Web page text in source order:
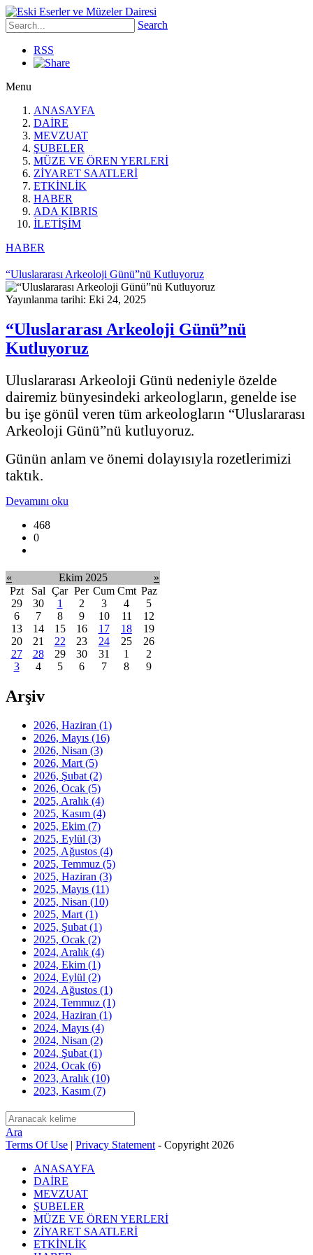
Search
RSS
Menu
ANASAYFA
DAİRE
MEVZUAT
ŞUBELER
MÜZE VE ÖREN YERLERİ
ZİYARET SAATLERİ
ETKİNLİK
HABER
ADA KIBRIS
İLETİŞİM
HABER
“Uluslararası Arkeoloji Günü”nü Kutluyoruz
Yayınlanma tarihi: Eki 24, 2025
“Uluslararası Arkeoloji Günü”nü
Kutluyoruz
Uluslararası Arkeoloji Günü nedeniyle özelde
dairemiz bünyesindeki arkeologların, genelde ise
bu işe gönül veren tüm arkeologların “Uluslararası
Arkeoloji Günü”nü kutluyoruz.
Günün anlam ve önemi dolayısıyla rozetlerimizi
taktık.
Devamını oku
468
0
« Ekim 2025
»
Pzt
Sal Çar Per Cum Cmt Paz
29
30 1 2 3 4
5
6
7 8 9 10 11
12
13
14 15 16 17 18
19
20
21 22 23 24 25
26
27
28 29 30 31 1
2
3
4 5 6 7 8 9
Arşiv
2026, Haziran (1)
2026, Mayıs (16)
2026, Nisan (3)
2026, Mart(5)
2026, Şubat(2)
2026, Ocak (5)
2025, Aralık (4)
2025, Kasım (4)
2025, Ekim (7)
2025, Eylül (3)
2025, Ağustos (4)
2025, Temmuz (5)
2025, Haziran (3)
2025, Mayıs (11)
2025, Nisan (10)
2025, Mart(1)
2025, Şubat(1)
2025, Ocak (2)
2024, Aralık (4)
2024, Ekim (1)
2024, Eylül (2)
2024, Ağustos (1)
2024, Temmuz (1)
2024, Haziran (1)
2024, Mayıs (4)
2024, Nisan (2)
2024, Şubat(1)
2024, Ocak (6)
2023, Aralık (10)
2023, Kasım (7)
Ara
Terms Of Use | Privacy Statement - Copyright 2026
ANASAYFA
DAİRE
MEVZUAT
ŞUBELER
MÜZE VE ÖREN YERLERİ
ZİYARET SAATLERİ
ETKİNLİK